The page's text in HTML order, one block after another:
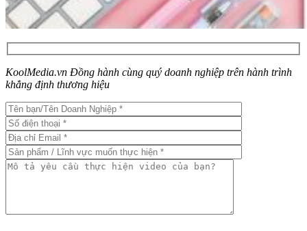
KoolMedia.vn Đồng hành cùng quý doanh nghiệp trên hành trình
khẳng định thương hiệu